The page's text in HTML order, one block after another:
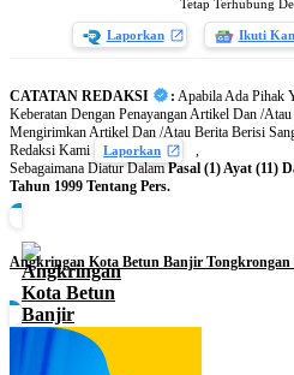
Tetap Terhubung
Laporkan Ikuti
CATATAN REDAKSI : Apabila Ada Pihak
Keberatan Dengan Penayangan Artikel Dan /
Mengirimkan Artikel Dan /Atau Berita Berisi
Redaksi Kami
Laporkan
Sebagaimana Diatur DalamPasal (1) Ayat (11)
Tahun 1999 Tentang Pers.
Angkringan Kota Betun Banjir